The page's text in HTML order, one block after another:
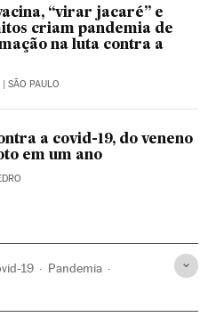
“virar jacaré” e
criam pandemia de
na luta contra a
| SÃO PAULO
a covid-19, do veneno
em um ano
19 Pandemia